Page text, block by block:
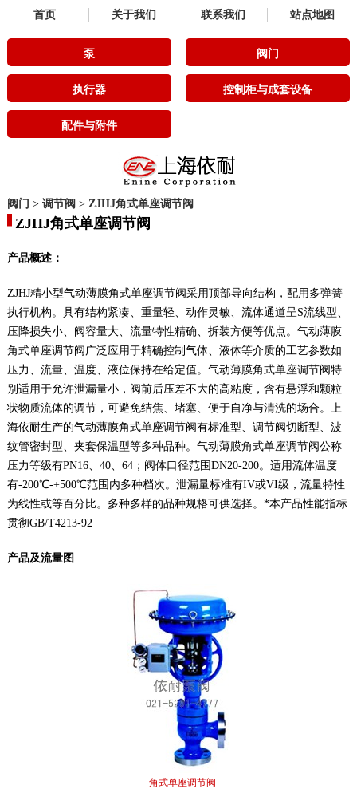
首页 关于我们 联系我们 站点地图
泵 阀门
执行器 控制柜与成套设备
配件与附件
阀门 > 调节阀 > ZJHJ角式单座调节阀
ZJHJ角式单座调节阀
产品概述：
ZJHJ精小型气动薄膜角式单座调节阀采用顶部导向结构，配用多弹簧
执行机构。具有结构紧凑、重量轻、动作灵敏、流体通道呈S流线型、
压降损失小、阀容量大、流量特性精确、拆装方便等优点。气动薄膜
角式单座调节阀广泛应用于精确控制气体、液体等介质的工艺参数如
压力、流量、温度、液位保持在给定值。气动薄膜角式单座调节阀特
别适用于允许泄漏量小，阀前后压差不大的高粘度，含有悬浮和颗粒
状物质流体的调节，可避免结焦、堵塞、便于自净与清洗的场合。上
海依耐生产的气动薄膜角式单座调节阀有标准型、调节阀切断型、波
纹管密封型、夹套保温型等多种品种。气动薄膜角式单座调节阀公称
压力等级有PN16、40、64；阀体口径范围DN20-200。适用流体温度
有-200℃-+500℃范围内多种档次。泄漏量标准有IV或VI级，流量特性
为线性或等百分比。多种多样的品种规格可供选择。*本产品性能指标
贯彻GB/T4213-92
产品及流量图
角式单座调节阀